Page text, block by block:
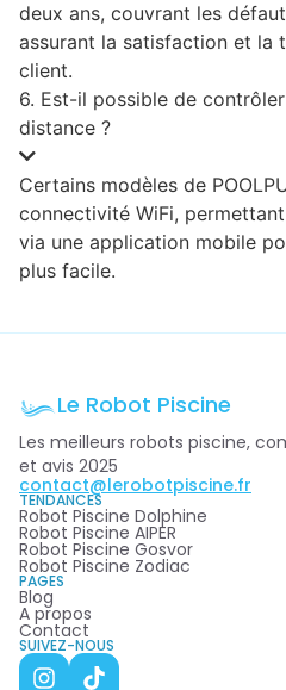
deux ans, couvrant les
assurant la satisfaction et la
client.
6. Est-il possible de
distance ?
Certains modèles de
connectivité WiFi,
via une application mobile
plus facile.
Le Robot Piscine
Les meilleurs robots piscine,
et avis 2025
contact@lerobotpiscine.fr
TENDANCES
Robot Piscine Dolphine
Robot Piscine AIPER
Robot Piscine Gosvor
Robot Piscine Zodiac
PAGES
Blog
A propos
Contact
SUIVEZ-NOUS